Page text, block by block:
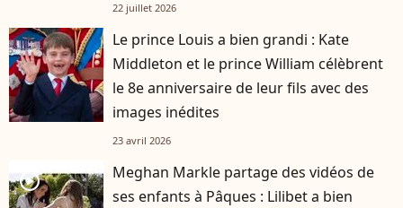
22 juillet 2026
Le prince Louis a bien grandi : Kate
Middleton et le prince William célèbrent
le 8e anniversaire de leur fils avec des
images inédites
23 avril 2026
player2
Meghan Markle partage des vidéos de
ses enfants à Pâques : Lilibet a bien